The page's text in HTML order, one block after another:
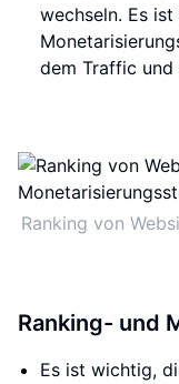
wechseln. Es
dem Traffic und
Ranking von
Ranking- und
Es ist wichtig,